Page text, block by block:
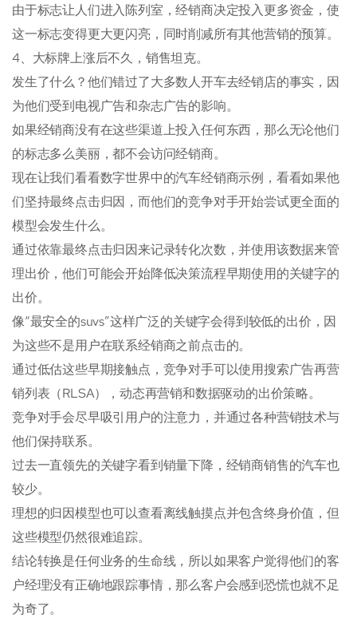
由于标志让人们进入陈列室，经销商决定投入更多资金，使
这一标志变得更大更闪亮，同时削减所有其他营销的预算。
4、大标牌上涨后不久，销售坦克。
发生了什么？他们错过了大多数人开车去经销店的事实，因
为他们受到电视广告和杂志广告的影响。
如果经销商没有在这些渠道上投入任何东西，那么无论他们
的标志多么美丽，都不会访问经销商。
现在让我们看看数字世界中的汽车经销商示例，看看如果他
们坚持最终点击归因，而他们的竞争对手开始尝试更全面的
模型会发生什么。
通过依靠最终点击归因来记录转化次数，并使用该数据来管
理出价，他们可能会开始降低决策流程早期使用的关键字的
出价。
像“最安全的suvs”这样广泛的关键字会得到较低的出价，因
为这些不是用户在联系经销商之前点击的。
通过低估这些早期接触点，竞争对手可以使用搜索广告再营
销列表（RLSA），动态再营销和数据驱动的出价策略。
竞争对手会尽早吸引用户的注意力，并通过各种营销技术与
他们保持联系。
过去一直领先的关键字看到销量下降，经销商销售的汽车也
较少。
理想的归因模型也可以查看离线触摸点并包含终身价值，但
这些模型仍然很难追踪。
结论转换是任何业务的生命线，所以如果客户觉得他们的客
户经理没有正确地跟踪事情，那么客户会感到恐慌也就不足
为奇了。